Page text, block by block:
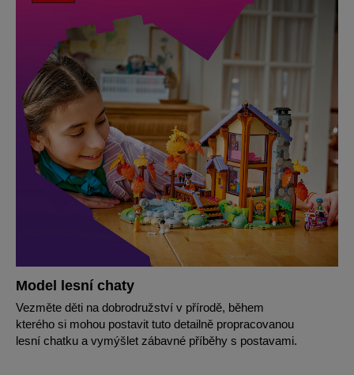
Model lesní chaty
Vezměte děti na dobrodružství v přírodě, během
kterého si mohou postavit tuto detailně propracovanou
lesní chatku a vymýšlet zábavné příběhy s postavami.